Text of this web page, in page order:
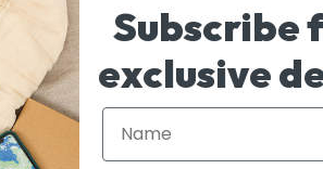
Subscribe
exclusive
Name